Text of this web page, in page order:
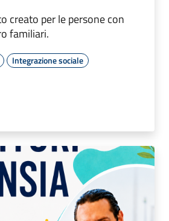
creato per le persone con
familiari.
Integrazione sociale